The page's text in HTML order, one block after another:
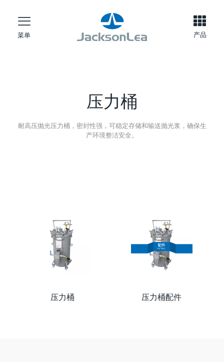
菜单 产品
压力桶
耐高压抛光压力桶，密封性强，可稳定存储和输送抛光浆，确保生
产环境整洁安全。
压力桶 压力桶配件